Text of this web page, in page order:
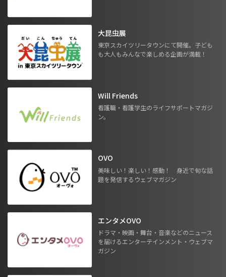
大昆虫展
東京スカイツリータウンにて開催。子ども
も大人もみんなで楽しめる企画が満載！
Will Friends
看護職・看護学生のライフサポートマガジ
ン。
OVO
美味しい！楽しい！感動！ 身近で旬な話
題を発信するウェブマガジン
エンタメOVO
ドラマ・映画・舞台・音楽などのニュース
を届けるエンターテインメント・ウェブマ
ガジン